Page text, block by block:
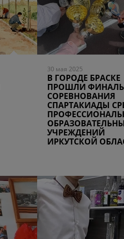
30 мая 2025
В ГОРОДЕ БРАСКЕ
ПРОШЛИ
СОРЕВНОВАНИЯ
СПАРТАКИАДЫ
УЧРЕЖДЕНИЙ
ИРКУТСКОЙ